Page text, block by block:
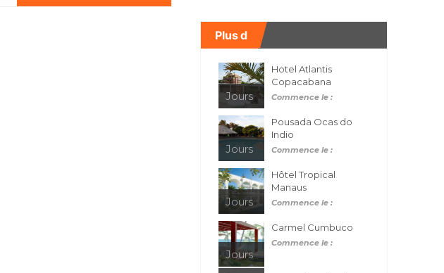
Plus d
Jours
Hotel Atlantis
Copacabana
Commence le :
Jours
Pousada Ocas do
Indio
Commence le :
Jours
Hôtel Tropical
Manaus
Commence le :
Jours
Carmel Cumbuco
Commence le :